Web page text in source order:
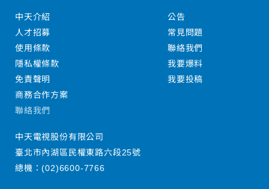
中天介紹
人才招募
使用條款
隱私權條款
免責聲明
商務合作方案
公告
常見問題
聯絡我們
我要爆料
我要投稿
聯絡我們
中天電視股份有限公司
臺北市內湖區民權東路六段25號
總機：(02)6600-7766